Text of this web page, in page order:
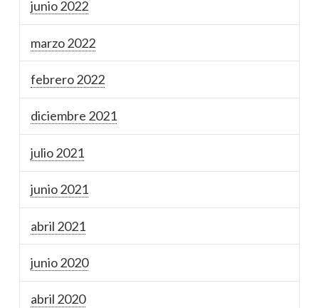
junio 2022
marzo 2022
febrero 2022
diciembre 2021
julio 2021
junio 2021
abril 2021
junio 2020
abril 2020